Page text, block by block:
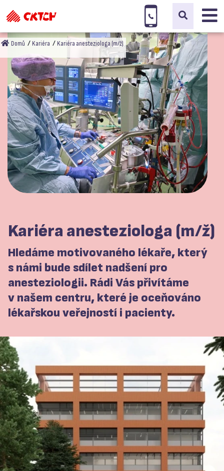
Domů Kariéra Kariéra anesteziologa (m/ž)
Kariéra anesteziologa (m/ž)
Hledáme motivovaného lékaře, který
s námi bude sdílet nadšení pro
anesteziologii. Rádi Vás přivítáme
v našem centru, které je oceňováno
lékařskou veřejností i pacienty.